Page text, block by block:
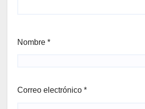
Nombre *
Correo electrónico *